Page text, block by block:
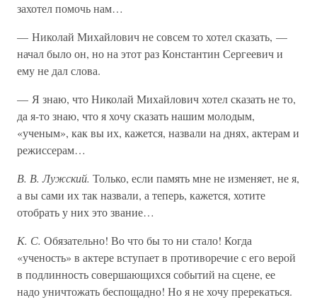
захотел помочь нам…
— Николай Михайлович не совсем то хотел сказать, —
начал было он, но на этот раз Константин Сергеевич и
ему не дал слова.
— Я знаю, что Николай Михайлович хотел сказать не то,
да я-то знаю, что я хочу сказать нашим молодым,
«ученым», как вы их, кажется, назвали на днях, актерам и
режиссерам…
В. В. Лужский. Только, если память мне не изменяет, не я,
а вы сами их так назвали, а теперь, кажется, хотите
отобрать у них это звание…
К. С. Обязательно! Во что бы то ни стало! Когда
«ученость» в актере вступает в противоречие с его верой
в подлинность совершающихся событий на сцене, ее
надо уничтожать беспощадно! Но я не хочу пререкаться.